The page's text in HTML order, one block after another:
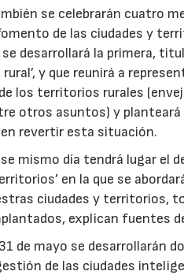
se celebrarán cuatro
de las ciudades y
desarrollará la primera,
y que reunirá a
los territorios rurales
otros asuntos) y
revertir esta situación.
mismo día tendrá lugar el
en la que se
ciudades y territorios,
explican fuentes
de mayo se desarrollarán
de las ciudades